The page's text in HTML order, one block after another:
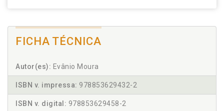
FICHA TÉCNICA
Autor(es): Evânio Moura
ISBN v. impressa: 978853629432-2
ISBN v. digital: 978853629458-2